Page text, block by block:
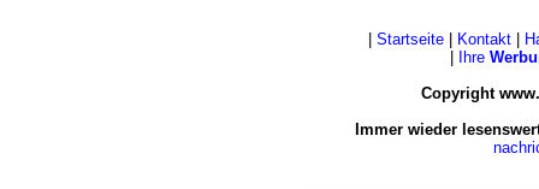
Startseite| Kontakt|
Ihre
Copyright
Immer wieder